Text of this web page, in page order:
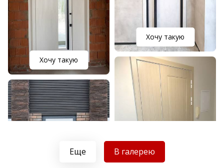
Хочу такую
Хочу такую
Еще В галерею